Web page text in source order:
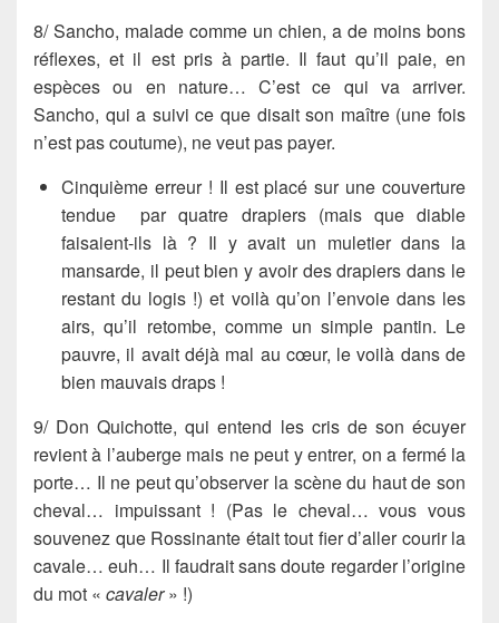
8/Sancho, malade comme un chien, a de moins bons
réflexes, et il est pris à partie. Il faut qu’il paie, en
espèces ou en nature… C’est ce qui va arriver.
Sancho, qui a suivi ce que disait son maître (une fois
n’est pas coutume), ne veut pas payer.
Cinquième erreur! Il est placé sur une couverture
tendue par quatre drapiers(mais que diable
faisaient-ils là ? Il y avait un muletier dans la
mansarde, il peut bien y avoir des drapiers dans le
restant du logis !) et voilà qu’on l’envoie dans les
airs, qu’il retombe, comme un simple pantin. Le
pauvre, il avait déjà mal au cœur, le voilà dans de
bien mauvais draps !
9/ Don Quichotte, qui entend les cris de sonécuyer
revient à l’auberge mais ne peut y entrer, on a fermé la
porte… Il ne peut qu’observer la scène du haut de son
cheval… impuissant ! (Pas le cheval… vous vous
souvenez que Rossinante était tout fier d’aller courir la
cavale… euh… Il faudrait sans doute regarder l’origine
du mot « cavaler» !)